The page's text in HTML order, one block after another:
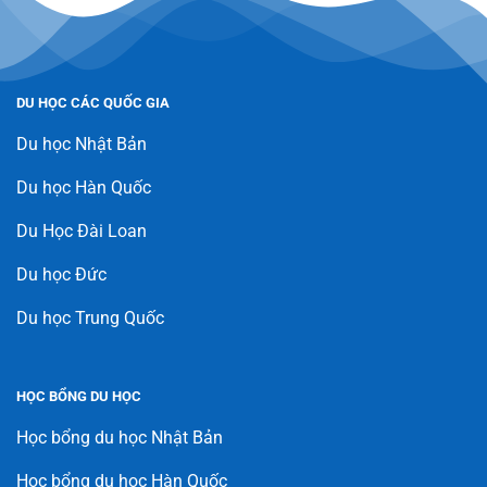
DU HỌC CÁC QUỐC GIA
Du học Nhật Bản
Du học Hàn Quốc
Du Học Đài Loan
Du học Đức
Du học Trung Quốc
HỌC BỔNG DU HỌC
Học bổng du học Nhật Bản
Học bổng du học Hàn Quốc